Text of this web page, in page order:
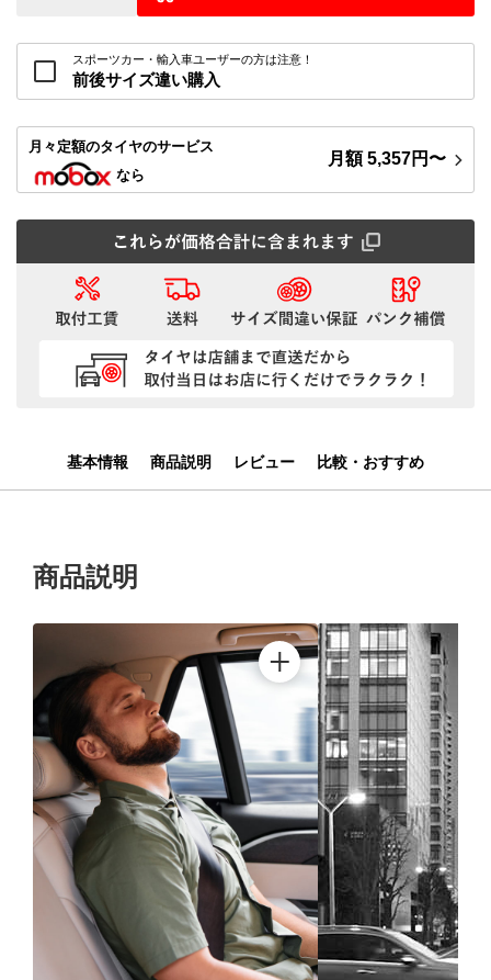
スポーツカー・輸入車ユーザーの方は注意！
前後サイズ違い購入
月々定額のタイヤのサービス
なら
月額5,357円〜
基本情報 商品説明 レビュー 比較・おすすめ
商品説明